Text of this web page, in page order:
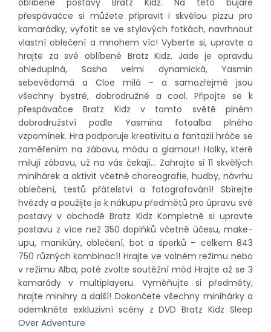
oblíbené postavy Bratz Kidz. Na této bujaré
přespávačce si můžete připravit i skvělou pizzu pro
kamarádky, vyfotit se ve stylových fotkách, navrhnout
vlastní oblečení a mnohem víc! Vyberte si, upravte a
hrajte za své oblíbené Bratz Kidz. Jade je opravdu
ohleduplná, Sasha velmi dynamická, Yasmin
sebevědomá a Cloe milá – a samozřejmě jsou
všechny bystré, dobrodružné a cool. Připojte se k
přespávačce Bratz Kidz v tomto světě plném
dobrodružství podle Yasmina fotoalba plného
vzpomínek. Hra podporuje kreativitu a fantazii hráče se
zaměřením na zábavu, módu a glamour! Holky, které
milují zábavu, už na vás čekají… Zahrajte si 11 skvělých
minihárek a aktivit včetně choreografie, hudby, návrhu
oblečení, testů přátelství a fotografování! Sbírejte
hvězdy a použijte je k nákupu předmětů pro úpravu své
postavy v obchodě Bratz Kidz Kompletně si upravte
postavu z více než 350 doplňků včetně účesu, make-
upu, manikúry, oblečení, bot a šperků – celkem 843
750 různých kombinací! Hrajte ve volném režimu nebo
v režimu Alba, poté zvolte soutěžní mód Hrajte až se 3
kamarády v multiplayeru. Vyměňujte si předměty,
hrajte minihry a další! Dokončete všechny minihárky a
odemkněte exkluzivní scény z DVD Bratz Kidz Sleep
Over Adventure